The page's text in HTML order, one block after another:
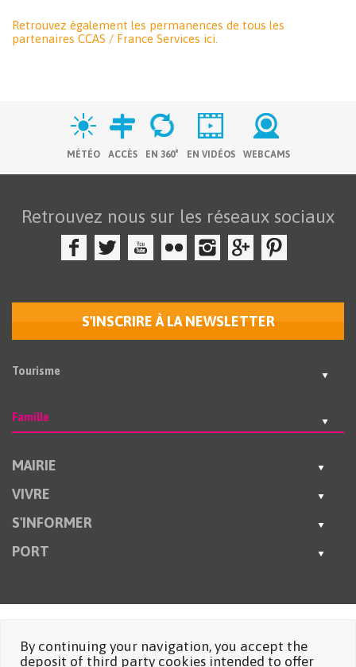
Retrouvez également les permanences de tous les
partenaires CCAS / France Services ici.
MÉTÉO ACCÈS EN 360° EN VIDÉOS WEBCAMS
Retrouvez nous sur les réseaux sociaux
S'INSCRIRE À LA NEWSLETTER
Tourisme
Famille
MAIRIE
VIVRE
S'INFORMER
PORT
By continuing your navigation, you accept the
deposit of third party cookies intended to offer